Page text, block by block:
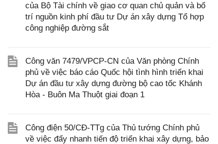
của Bộ Tài chính về giao cơ quan chủ quản và bố
trí nguồn kinh phí đầu tư Dự án xây dựng Tổ hợp
công nghiệp đường sắt
Công văn 7479/VPCP-CN của Văn phòng Chính
phủ về việc báo cáo Quốc hội tình hình triển khai
Dự án đầu tư xây dựng đường bộ cao tốc Khánh
Hòa - Buôn Ma Thuột giai đoạn 1
Công điện 50/CĐ-TTg của Thủ tướng Chính phủ
về việc đẩy nhanh tiến độ triển khai xây dựng, bảo